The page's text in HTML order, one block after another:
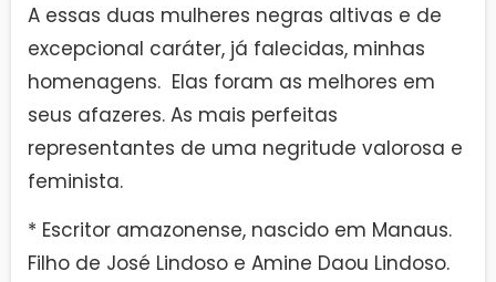
A essas duas mulheres negras altivas e de
excepcional caráter, já falecidas, minhas
homenagens. Elas foram as melhores em
seus afazeres. As mais perfeitas
representantes de uma negritude valorosa e
feminista.
* Escritor amazonense, nascido em Manaus.
Filho de José Lindoso e Amine Daou Lindoso.